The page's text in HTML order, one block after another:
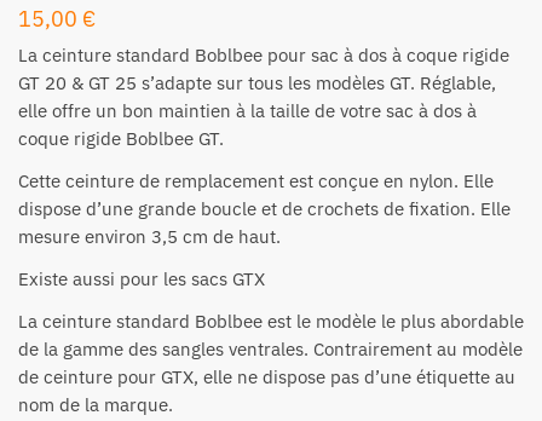
15,00 €
La ceinture standard Boblbee pour sac à dos à coque rigide
GT 20 & GT 25 s’adapte sur tous les modèles GT. Réglable,
elle offre un bon maintien à la taille de votre sac à dos à
coque rigide Boblbee GT.
Cette ceinture de remplacement est conçue en nylon. Elle
dispose d’une grande boucle et de crochets de fixation. Elle
mesure environ 3,5 cm de haut.
Existe aussi pour les sacs GTX
La ceinture standard Boblbee est le modèle le plus abordable
de la gamme des sangles ventrales. Contrairement au modèle
de ceinture pour GTX, elle ne dispose pas d’une étiquette au
nom de la marque.